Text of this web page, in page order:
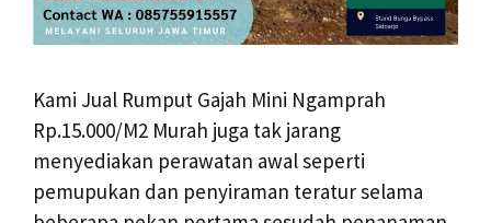
Kami Jual Rumput Gajah Mini Ngamprah
Rp.15.000/M2 Murah juga tak jarang
menyediakan perawatan awal seperti
pemupukan dan penyiraman teratur selama